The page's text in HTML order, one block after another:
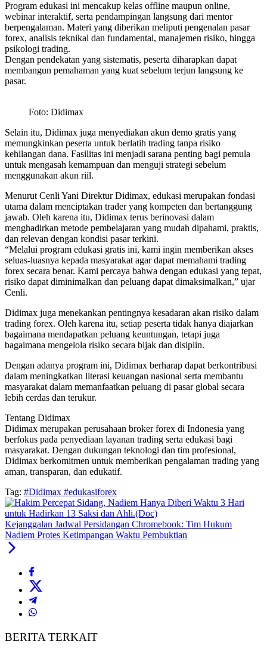
Program edukasi ini mencakup kelas offline maupun online,
webinar interaktif, serta pendampingan langsung dari mentor
berpengalaman. Materi yang diberikan meliputi pengenalan pasar
forex, analisis teknikal dan fundamental, manajemen risiko, hingga
psikologi trading.
Dengan pendekatan yang sistematis, peserta diharapkan dapat
membangun pemahaman yang kuat sebelum terjun langsung ke
pasar.
Foto: Didimax
Selain itu, Didimax juga menyediakan akun demo gratis yang
memungkinkan peserta untuk berlatih trading tanpa risiko
kehilangan dana. Fasilitas ini menjadi sarana penting bagi pemula
untuk mengasah kemampuan dan menguji strategi sebelum
menggunakan akun riil.
Menurut Cenli Yani Direktur Didimax, edukasi merupakan fondasi
utama dalam menciptakan trader yang kompeten dan bertanggung
jawab. Oleh karena itu, Didimax terus berinovasi dalam
menghadirkan metode pembelajaran yang mudah dipahami, praktis,
dan relevan dengan kondisi pasar terkini.
“Melalui program edukasi gratis ini, kami ingin memberikan akses
seluas-luasnya kepada masyarakat agar dapat memahami trading
forex secara benar. Kami percaya bahwa dengan edukasi yang tepat,
risiko dapat diminimalkan dan peluang dapat dimaksimalkan,” ujar
Cenli.
Didimax juga menekankan pentingnya kesadaran akan risiko dalam
trading forex. Oleh karena itu, setiap peserta tidak hanya diajarkan
bagaimana mendapatkan peluang keuntungan, tetapi juga
bagaimana mengelola risiko secara bijak dan disiplin.
Dengan adanya program ini, Didimax berharap dapat berkontribusi
dalam meningkatkan literasi keuangan nasional serta membantu
masyarakat dalam memanfaatkan peluang di pasar global secara
lebih cerdas dan terukur.
Tentang Didimax
Didimax merupakan perusahaan broker forex di Indonesia yang
berfokus pada penyediaan layanan trading serta edukasi bagi
masyarakat. Dengan dukungan teknologi dan tim profesional,
Didimax berkomitmen untuk memberikan pengalaman trading yang
aman, transparan, dan edukatif.
Tag: #Didimax #edukasiforex
Kejanggalan Jadwal Persidangan Chromebook: Tim Hukum
Nadiem Protes Ketimpangan Waktu Pembuktian
BERITA TERKAIT